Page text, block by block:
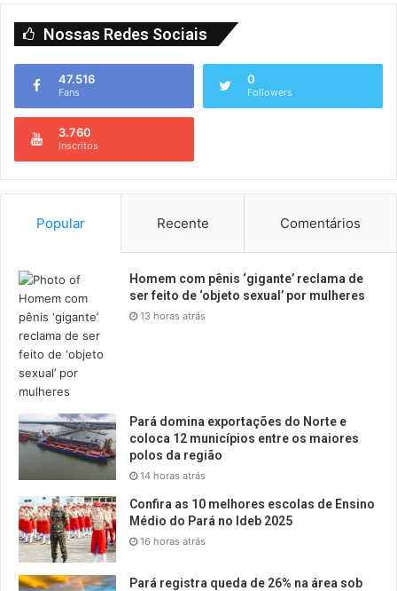
Nossas Redes Sociais
47.516
Fans
0
Followers
3.760
Inscritos
Popular Recente Comentários
Homem com pênis ‘gigante’ reclama de
ser feito de ‘objeto sexual’ por mulheres
13 horas atrás
Pará domina exportações do Norte e
coloca 12 municípios entre os maiores
polos da região
14 horas atrás
Confira as 10 melhores escolas de Ensino
Médio do Pará no Ideb 2025
16 horas atrás
Pará registra queda de 26% na área sob